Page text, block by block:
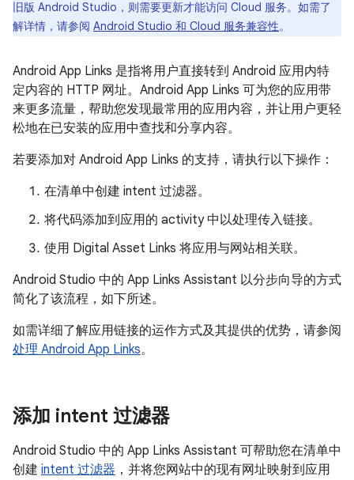
旧版 Android Studio，则需要更新才能访问 Cloud 服务。如需了
解详情，请参阅 Android Studio 和 Cloud 服务兼容性。
Android App Links 是指将用户直接转到 Android 应用内特
定内容的 HTTP 网址。Android App Links 可为您的应用带
来更多流量，帮助您发现最常用的应用内容，并让用户更轻
松地在已安装的应用中查找和分享内容。
若要添加对 Android App Links 的支持，请执行以下操作：
在清单中创建 intent 过滤器。
将代码添加到应用的 activity 中以处理传入链接。
使用 Digital Asset Links 将应用与网站相关联。
Android Studio 中的 App Links Assistant 以分步向导的方式
简化了该流程，如下所述。
如需详细了解应用链接的运作方式及其提供的优势，请参阅
处理 Android App Links。
添加 intent 过滤器
Android Studio 中的 App Links Assistant 可帮助您在清单中
创建 intent 过滤器 ，并将您网站中的现有网址映射到应用